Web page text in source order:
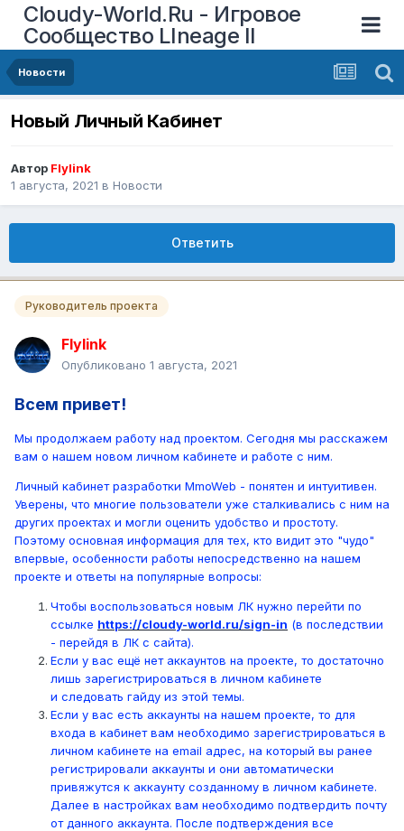
Cloudy-World.Ru - Игровое
Сообщество LIneage II
Новости
Новый Личный Кабинет
Автор Flylink
1 августа, 2021 в Новости
Ответить
Руководитель проекта
Flylink
Опубликовано 1 августа, 2021
Всем привет!
Мы продолжаем работу над проектом. Сегодня мы расскажем
вам о нашем новом личном кабинете и работе с ним.
Личный кабинет разработки MmoWeb - понятен и интуитивен.
Уверены, что многие пользователи уже сталкивались с ним на
других проектах и могли оценить удобство и простоту.
Поэтому основная информация для тех, кто видит это "чудо"
впервые, особенности работы непосредственно на нашем
проекте и ответы на популярные вопросы:
Чтобы воспользоваться новым ЛК нужно перейти по
ссылке https://cloudy-world.ru/sign-in (в последствии
- перейдя в ЛК с сайта).
Если у вас ещё нет аккаунтов на проекте, то достаточно
лишь зарегистрироваться в личном кабинете
и следовать гайду из этой темы.
Если у вас есть аккаунты на нашем проекте, то для
входа в кабинет вам необходимо зарегистрироваться в
личном кабинете на email адрес, на который вы ранее
регистрировали аккаунты и они автоматически
привяжутся к аккаунту созданному в личном кабинете.
Далее в настройках вам необходимо подтвердить почту
от данного аккаунта. После подтверждения все